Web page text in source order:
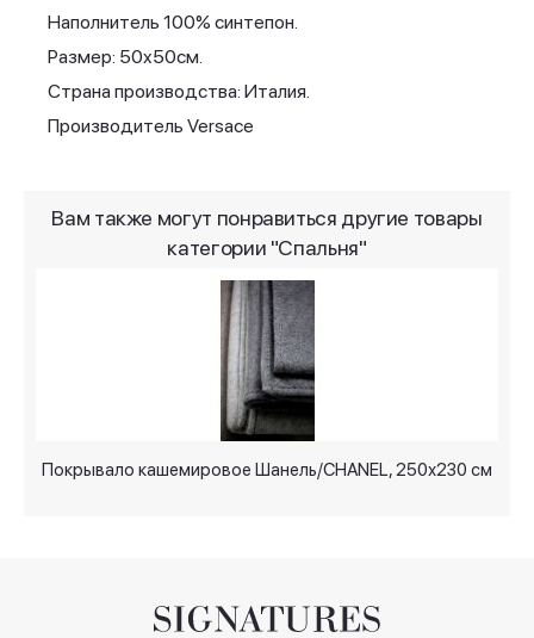
Наполнитель 100% синтепон.
Размер: 50x50см.
Страна производства: Италия.
Производитель Versace
Вам также могут понравиться другие товары
категории "Спальня"
Покрывало кашемировое Шанель/CHANEL, 250х230 см